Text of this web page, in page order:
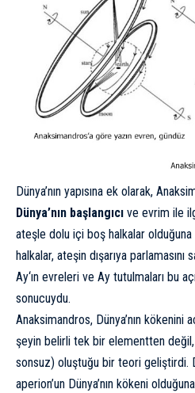
Dünya’nın yapısına ek olarak,
Dünya’nın başlangıcı ve evrim ile
ateşle dolu içi boş halkalar olduğuna
halkalar, ateşin dışarıya parlamasını
Ay‘ın evreleri ve Ay tutulmaları bu
sonucuydu.
Anaksimandros, Dünya’nın kökenini
şeyin belirli tek bir elementten değil,
sonsuz) oluştuğu bir teori geliştirdi.
aperion’un Dünya’nın kökeni